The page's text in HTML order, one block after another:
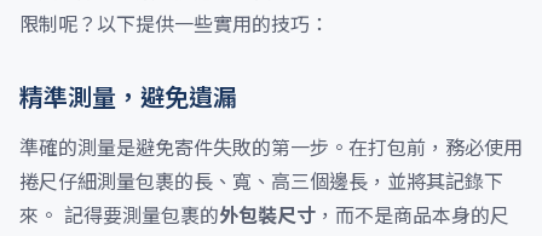
限制呢？以下提供一些實用的技巧：
精準測量，避免遺漏
準確的測量是避免寄件失敗的第一步。在打包前，務必使用
捲尺仔細測量包裹的長、寬、高三個邊長，並將其記錄下
來。 記得要測量包裹的外包裝尺寸 ，而不是商品本身的尺